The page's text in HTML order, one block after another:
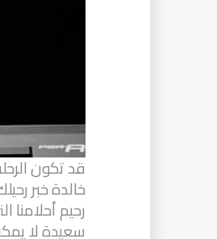
قد تكون
خالدة خبر
رحيم
سعيدة لا